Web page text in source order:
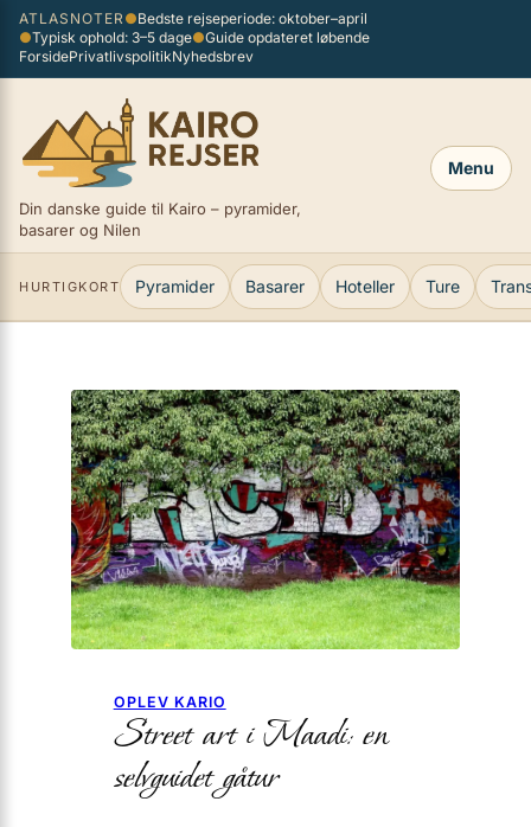
Spring
indhold
ATLASNOTER ●Bedste rejseperiode: oktober–april
●Typisk ophold: 3–5 dage●Guide opdateret løbende
ForsidePrivatlivspolitikNyhedsbrev
Din danske guide til Kairo – pyramider,
basarer og Nilen
Menu
HURTIGKORT Pyramider Basarer Hoteller Ture
OPLEV KARIO
Street art i Maadi: en
selvguidet gåtur